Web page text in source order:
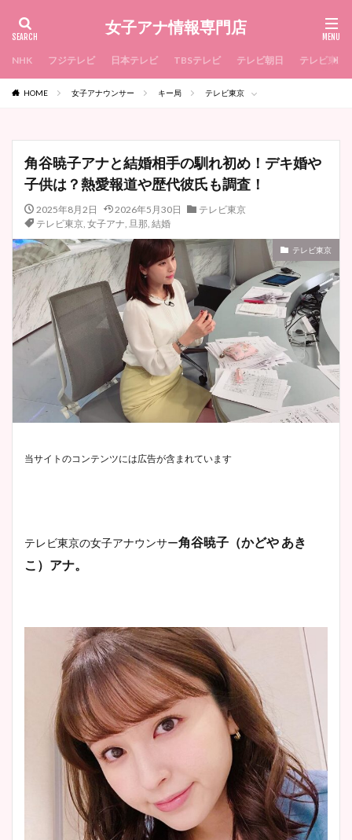
女子アナ情報専門店
NHK フジテレビ 日本テレビ TBSテレビ テレビ朝日 テレビ東京
HOME 女子アナウンサー キー局 テレビ東京
角谷暁子アナと結婚相手の馴れ初め！デキ婚や
子供は？熱愛報道や歴代彼氏も調査！
2025年8月2日 2026年5月30日
テレビ東京
テレビ東京, 女子アナ, 旦那, 結婚
テレビ東京
当サイトのコンテンツには広告が含まれています
テレビ東京の女子アナウンサー角谷暁子（かどや あき
こ）アナ。